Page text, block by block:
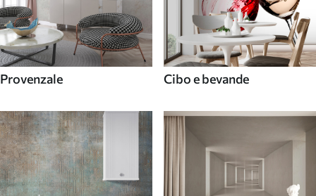
Provenzale Cibo e bevande